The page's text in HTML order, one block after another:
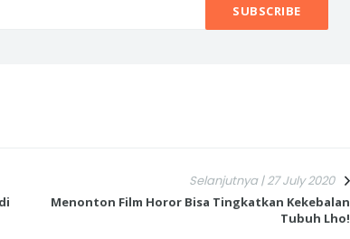
Selanjutnya | 27 July 2020
Menonton Film Horor Bisa Tingkatkan Kekebalan
Tubuh Lho!